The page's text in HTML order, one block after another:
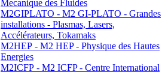
Mecanique des Fluides
M2GIPLATO - M2 GI-PLATO - Grandes
installations - Plasmas, Lasers,
Accélérateurs, Tokamaks
M2HEP - M2 HEP - Physique des Hautes
Energies
M2ICFP - M2 ICFP - Centre International